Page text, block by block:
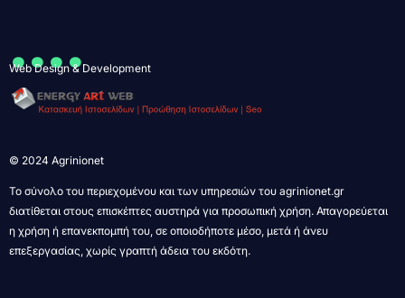
....
Web Design & Development
© 2024 Agrinionet
Το σύνολο του περιεχομένου και των υπηρεσιών του agrinionet.gr
διατίθεται στους επισκέπτες αυστηρά για προσωπική χρήση. Απαγορεύεται
η χρήση ή επανεκπομπή του, σε οποιοδήποτε μέσο, μετά ή άνευ
επεξεργασίας, χωρίς γραπτή άδεια του εκδότη.